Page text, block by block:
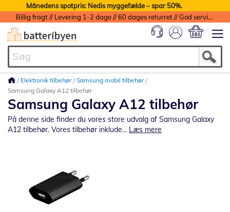
Månedens spotpris: Nedis myggefælde – spar 50%.
Billig fragt // Levering 1-2 dage // 60 dages returret // God service med garanti
Elektronik tilbehør Samsung mobil tilbehør
Samsung Galaxy A12 tilbehør
Samsung Galaxy A12 tilbehør
På denne side finder du vores store udvalg af Samsung Galaxy
A12 tilbehør. Vores tilbehør inklude... Læs mere